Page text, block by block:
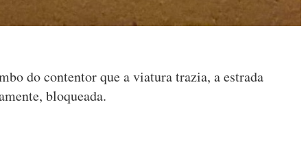
do contentor que a viatura trazia, a estrada
bloqueada.